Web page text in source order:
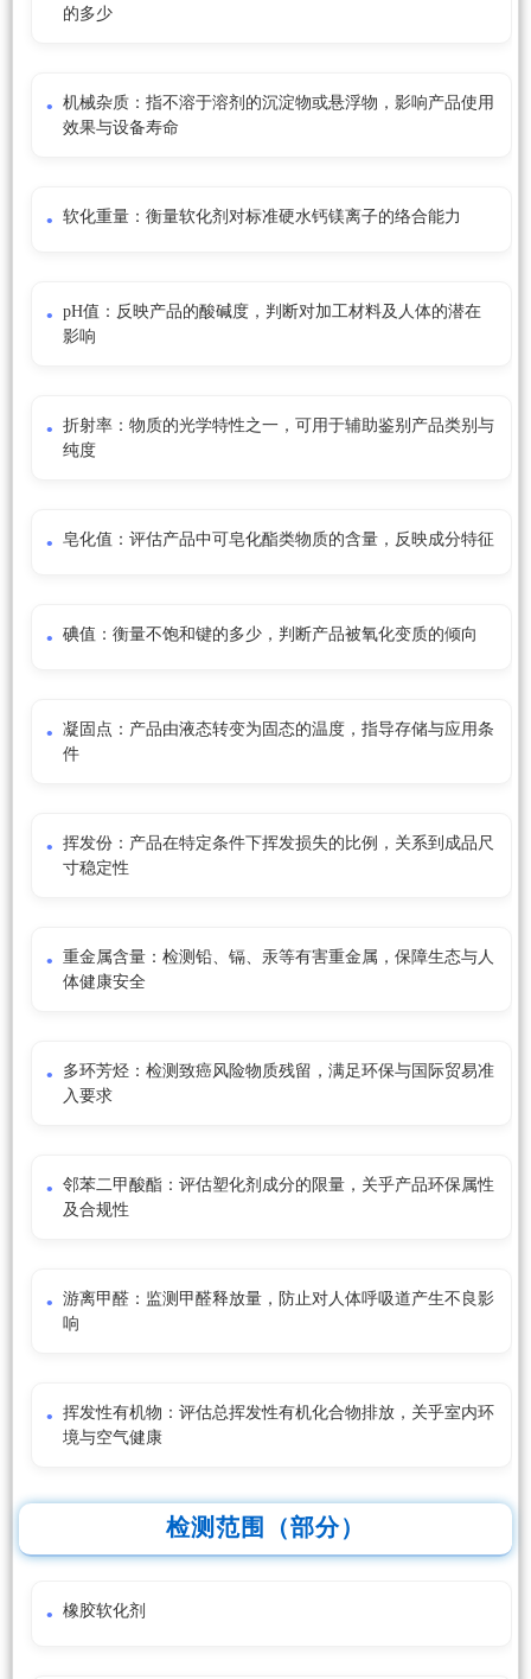
的多少
机械杂质：指不溶于溶剂的沉淀物或悬浮物，影响产品使用
效果与设备寿命
软化重量：衡量软化剂对标准硬水钙镁离子的络合能力
pH值：反映产品的酸碱度，判断对加工材料及人体的潜在
影响
折射率：物质的光学特性之一，可用于辅助鉴别产品类别与
纯度
皂化值：评估产品中可皂化酯类物质的含量，反映成分特征
碘值：衡量不饱和键的多少，判断产品被氧化变质的倾向
凝固点：产品由液态转变为固态的温度，指导存储与应用条
件
挥发份：产品在特定条件下挥发损失的比例，关系到成品尺
寸稳定性
重金属含量：检测铅、镉、汞等有害重金属，保障生态与人
体健康安全
多环芳烃：检测致癌风险物质残留，满足环保与国际贸易准
入要求
邻苯二甲酸酯：评估塑化剂成分的限量，关乎产品环保属性
及合规性
游离甲醛：监测甲醛释放量，防止对人体呼吸道产生不良影
响
挥发性有机物：评估总挥发性有机化合物排放，关乎室内环
境与空气健康
检测范围（部分）
橡胶软化剂